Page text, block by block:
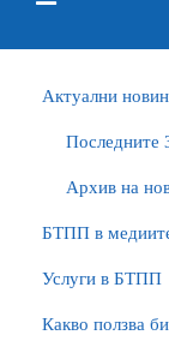
Актуални
Последните
Архив на
БTПП в
Услуги в БТПП
Какво ползва